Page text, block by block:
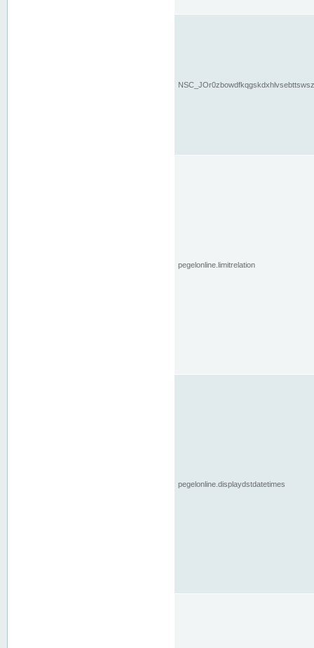
pegelonline.limitrelation
pegelonline.displaydstdatetimes